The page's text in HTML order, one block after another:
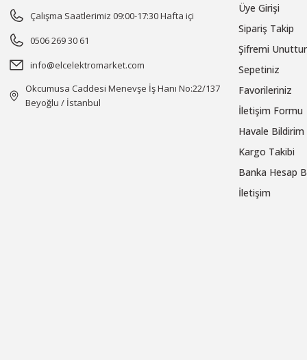
Çalışma Saatlerimiz 09:00-17:30 Hafta içi
0506 269 30 61
info@elcelektromarket.com
Okcumusa Caddesi Menevşe İş Hanı No:22/137
Beyoğlu / İstanbul
Üye Girişi
Sipariş Takip
Şifremi
Sepetiniz
Favorileriniz
İletişim Formu
Havale
Kargo Takibi
Banka Hesap
İletişim